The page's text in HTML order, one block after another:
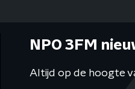
NPO 3FM
Altijd op de hoogte